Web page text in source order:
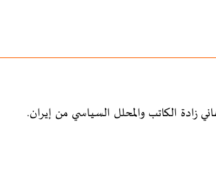
الكاتب والمحلل السياسي من إيران.